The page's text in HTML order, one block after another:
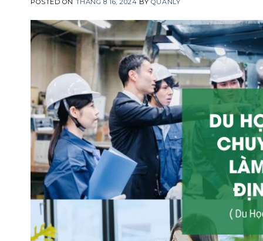
POSTED ON THÁNG 8 16, 2024 BY QUANLY